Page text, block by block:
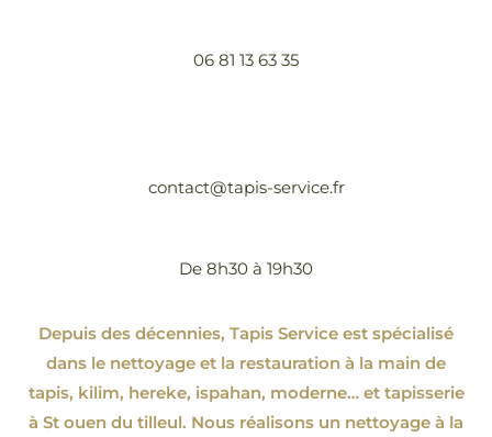
06 81 13 63 35
contact@tapis-service.fr
De 8h30 à 19h30
Depuis des décennies, Tapis Service est spécialisé
dans le nettoyage et la restauration à la main de
tapis, kilim, hereke, ispahan, moderne…et tapisserie
à St ouen du tilleul. Nous réalisons un nettoyage à la